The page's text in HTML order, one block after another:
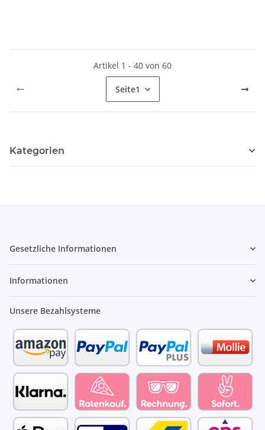
Artikel 1 - 40 von 60
Seite1
Kategorien
Gesetzliche Informationen
Informationen
Unsere Bezahlsysteme